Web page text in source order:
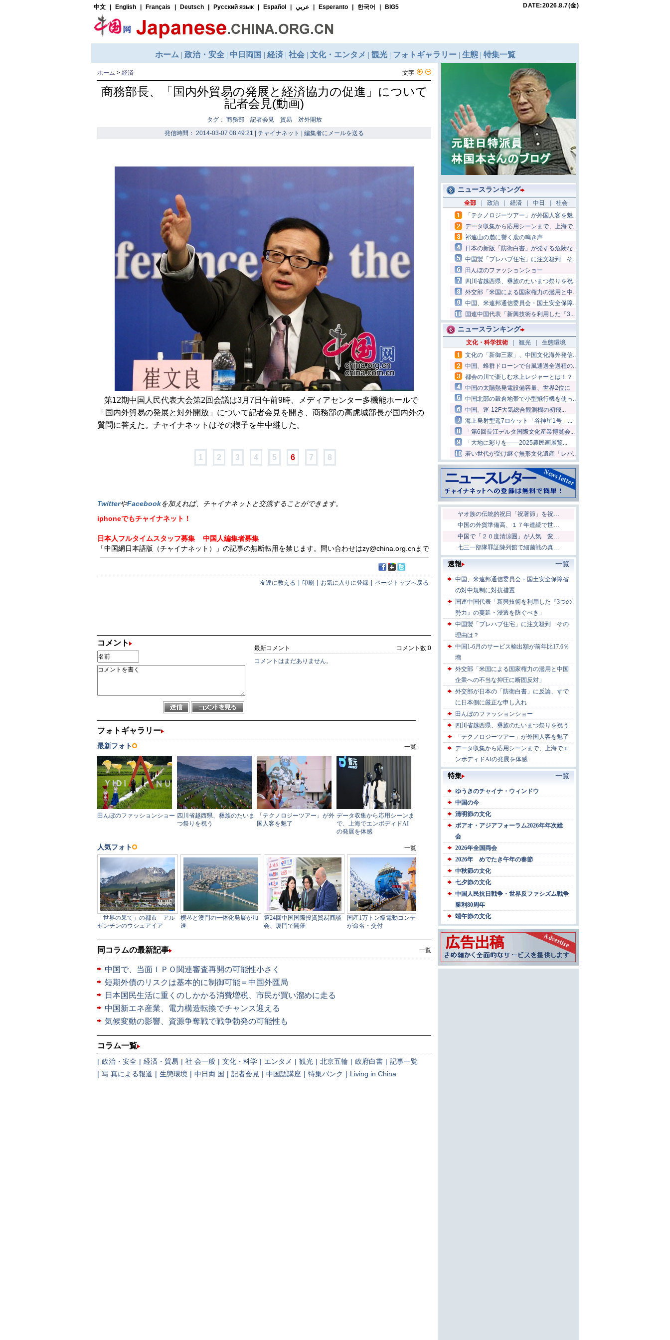
文字
ホーム > 経済
商務部長、「国内外貿易の発展と経済協力の促進」について
記者会見(動画)
タグ： 商務部 記者会見 貿易 対外開放
発信時間： 2014-03-07 08:49:21 | チャイナネット | 編集者にメールを送る
第12期中国人民代表大会第2回会議は3月7日午前9時、メディアセンター多機能ホールで
「国内外貿易の発展と対外開放」について記者会見を開き、商務部の高虎城部長が国内外の
質問に答えた。チャイナネットはその様子を生中継した。
1 2 3 4 5 6 7 8
TwitterやFacebookを加えれば、チャイナネットと交流することができます。
iphoneでもチャイナネット！
日本人フルタイムスタッフ募集
中国人編集者募集
「中国網日本語版（チャイナネット）」の記事の無断転用を禁じます。問い合わせはzy@china.org.cnまで
友達に教える 印刷 お気に入りに登録 ページトップへ戻る
コメント
コメント数:0
最新コメント
コメントはまだありません。
一覧
同コラムの最新記事
中国で、当面ＩＰＯ関連審査再開の可能性小さく
短期外債のリスクは基本的に制御可能＝中国外匯局
日本国民生活に重くのしかかる消費増税、市民が買い溜めに走る
中国新エネ産業、電力構造転換でチャンス迎える
気候変動の影響、資源争奪戦で戦争勃発の可能性も
コラム一覧
| 政治・安全 | 経済・貿易 | 社 会一般 | 文化・科学 | エンタメ | 観光 | 北京五輪 | 政府白書 | 記事一覧
| 写 真による報道 | 生態環境 | 中日両 国 | 記者会見 | 中国語講座 | 特集バンク | Living in China